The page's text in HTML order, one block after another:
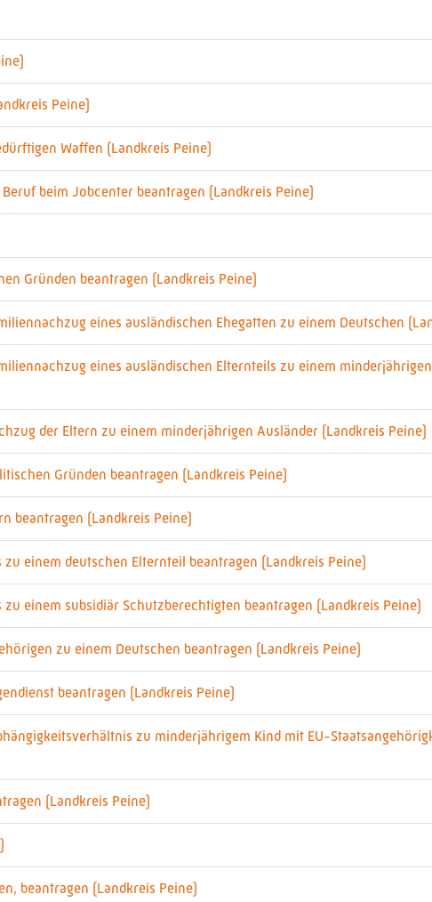
Peine)
Waffen (Landkreis Peine)
beim Jobcenter beantragen (Landkreis Peine)
Gründen beantragen (Landkreis Peine)
eines ausländischen Ehegatten zu einem Deutschen
eines ausländischen Elternteils zu einem
der Eltern zu einem minderjährigen Ausländer (Landkreis Peine)
Gründen beantragen (Landkreis Peine)
beantragen (Landkreis Peine)
einem deutschen Elternteil beantragen (Landkreis Peine)
einem subsidiär Schutzberechtigten beantragen (Landkreis Peine)
zu einem Deutschen beantragen (Landkreis Peine)
beantragen (Landkreis Peine)
zu minderjährigem Kind mit EU-
(Landkreis Peine)
beantragen (Landkreis Peine)